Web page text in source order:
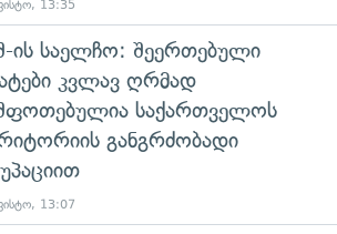
13:35
ის საელჩო: შეერთებული
კვლავ ღრმად
საქართველოს
განგრძობადი
13:07